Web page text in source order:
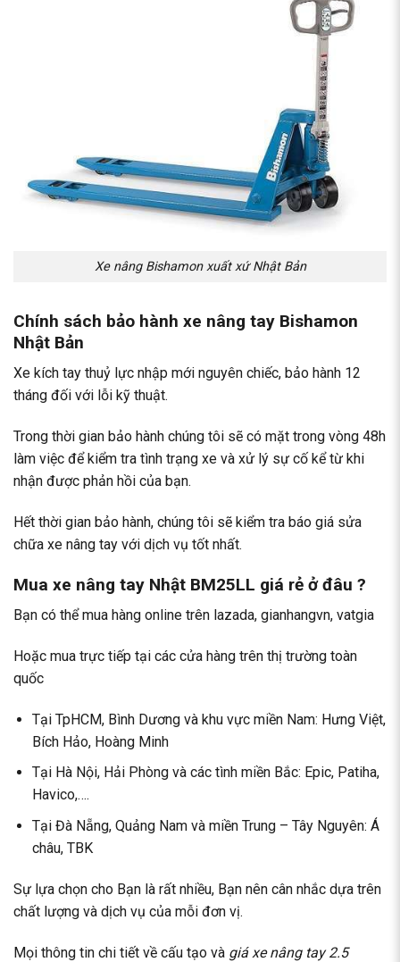
Xe nâng Bishamon xuất xứ Nhật Bản
Chính sách bảo hành xe nâng tay Bishamon
Nhật Bản
Xe kích tay thuỷ lực nhập mới nguyên chiếc, bảo hành 12
tháng đối với lỗi kỹ thuật.
Trong thời gian bảo hành chúng tôi sẽ có mặt trong vòng 48h
làm việc để kiểm tra tình trạng xe và xử lý sự cố kể từ khi
nhận được phản hồi của bạn.
Hết thời gian bảo hành, chúng tôi sẽ kiểm tra báo giá sửa
chữa xe nâng tay với dịch vụ tốt nhất.
Mua xe nâng tay Nhật BM25LL giá rẻ ở đâu ?
Bạn có thể mua hàng online trên lazada, gianhangvn, vatgia
Hoặc mua trực tiếp tại các cửa hàng trên thị trường toàn
quốc
Tại TpHCM, Bình Dương và khu vực miền Nam: Hưng Việt,
Bích Hảo, Hoàng Minh
Tại Hà Nội, Hải Phòng và các tình miền Bắc: Epic, Patiha,
Havico,….
Tại Đà Nẵng, Quảng Nam và miền Trung – Tây Nguyên: Á
châu, TBK
Sự lựa chọn cho Bạn là rất nhiều, Bạn nên cân nhắc dựa trên
chất lượng và dịch vụ của mỗi đơn vị.
Mọi thông tin chi tiết về cấu tạo và giá xe nâng tay 2.5